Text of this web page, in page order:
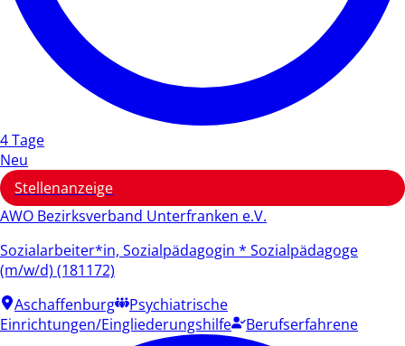
4 Tage
Neu
Stellenanzeige
AWO Bezirksverband Unterfranken e.V.
Sozialarbeiter*in, Sozialpädagogin * Sozialpädagoge
(m/w/d) (181172)
Aschaffenburg
Psychiatrische
Einrichtungen/Eingliederungshilfe
Berufserfahrene